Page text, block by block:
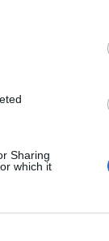
Sharing
which it
a